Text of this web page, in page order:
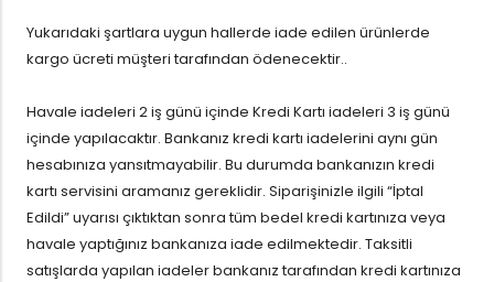
Yukarıdaki şartlara uygun hallerde iade edilen ürünlerde
kargo ücreti müşteri tarafından ödenecektir..
Havale iadeleri 2 iş günü içinde Kredi Kartı iadeleri 3 iş günü
içinde yapılacaktır. Bankanız kredi kartı iadelerini aynı gün
hesabınıza yansıtmayabilir. Bu durumda bankanızın kredi
kartı servisini aramanız gereklidir. Siparişinizle ilgili “İptal
Edildi” uyarısı çıktıktan sonra tüm bedel kredi kartınıza veya
havale yaptığınız bankanıza iade edilmektedir. Taksitli
satışlarda yapılan iadeler bankanız tarafından kredi kartınıza